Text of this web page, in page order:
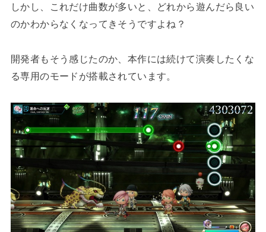
しかし、これだけ曲数が多いと、どれから遊んだら良い
のかわからなくなってきそうですよね？
開発者もそう感じたのか、本作には続けて演奏したくな
る専用のモードが搭載されています。